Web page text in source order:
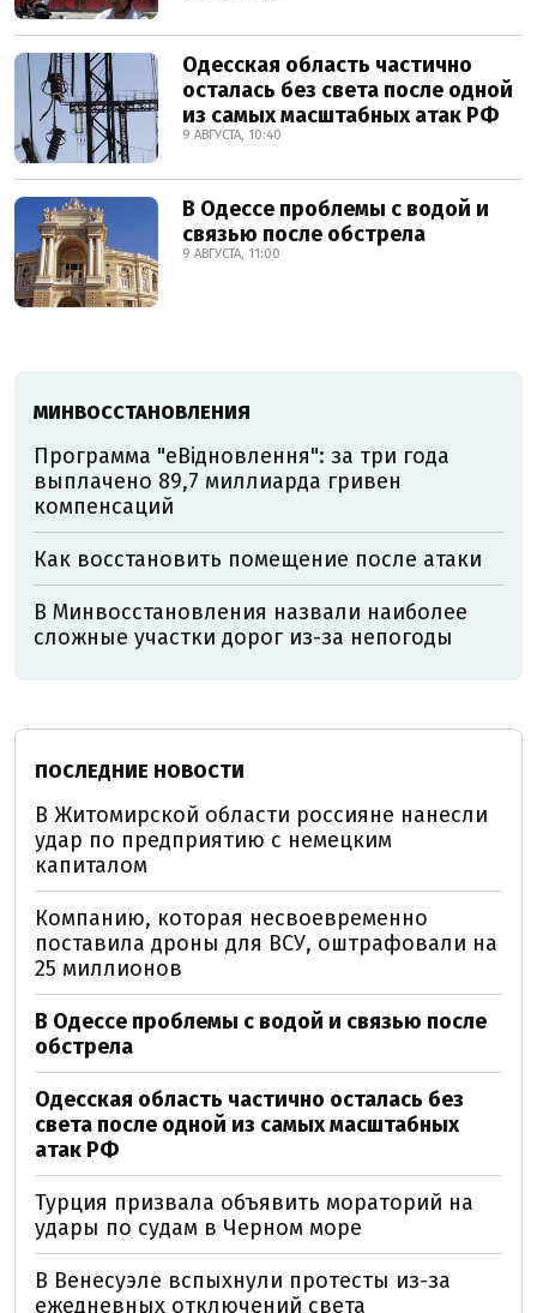
Одесская область частично
осталась без света после одной
из самых масштабных атак РФ
9 АВГУСТА, 10:40
В Одессе проблемы с водой и
связью после обстрела
9 АВГУСТА, 11:00
МИНВОССТАНОВЛЕНИЯ
Программа "еВідновлення": за три года
выплачено 89,7 миллиарда гривен
компенсаций
Как восстановить помещение после атаки
В Минвосстановления назвали наиболее
сложные участки дорог из-за непогоды
ПОСЛЕДНИЕ НОВОСТИ
В Житомирской области россияне нанесли
удар по предприятию с немецким
капиталом
Компанию, которая несвоевременно
поставила дроны для ВСУ, оштрафовали на
25 миллионов
В Одессе проблемы с водой и связью после
обстрела
Одесская область частично осталась без
света после одной из самых масштабных
атак РФ
Турция призвала объявить мораторий на
удары по судам в Черном море
В Венесуэле вспыхнули протесты из-за
ежедневных отключений света